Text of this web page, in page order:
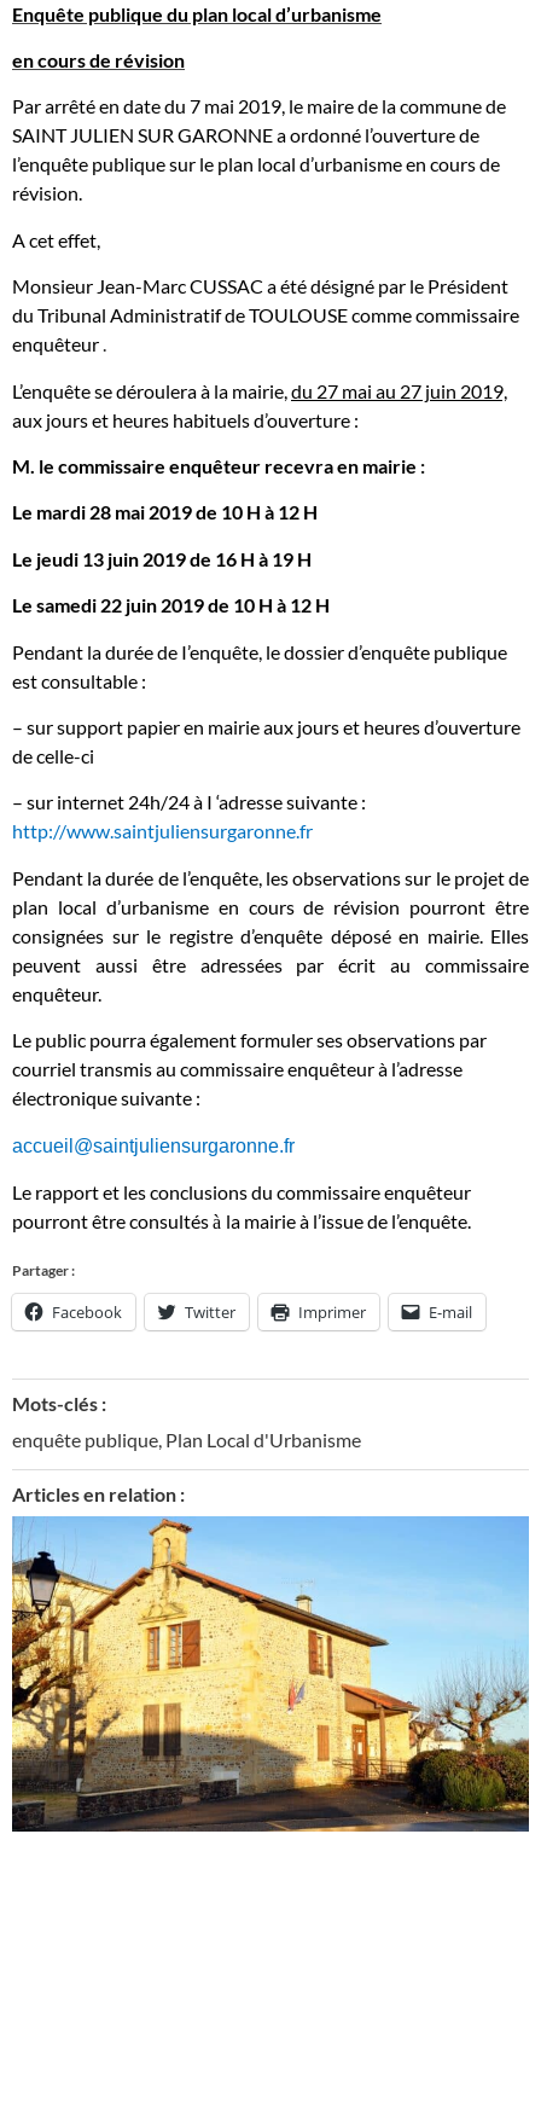
Enquête publique du plan local d’urbanisme
en cours de révision
Par arrêté en date du 7 mai 2019, le maire de la commune de
SAINT JULIEN SUR GARONNE a ordonné l’ouverture de
l’enquête publique sur le plan local d’urbanisme en cours de
révision.
A cet effet,
Monsieur Jean-Marc CUSSAC a été désigné par le Président
du Tribunal Administratif de TOULOUSE comme commissaire
enquêteur.
L’enquête se déroulera à la mairie, du 27 mai au 27 juin 2019,
aux jours et heures habituels d’ouverture :
M. le commissaire enquêteur recevra en mairie :
Le mardi 28 mai 2019 de 10 H à 12 H
Le jeudi 13 juin 2019 de 16 H à 19 H
Le samedi 22 juin 2019 de 10 H à 12 H
Pendant la durée de I’enquête, le dossier d’enquête publique
est consultable :
– sur support papier en mairie aux jours et heures d’ouverture
de celle-ci
– sur internet 24h/24 à I ‘adresse suivante :
http://www.saintjuliensurgaronne.fr
Pendant la durée de l’enquête, les observations sur le projet de
plan local d’urbanisme en cours de révision pourront être
consignées sur le registre d’enquête déposé en mairie. Elles
peuvent aussi être adressées par écrit au commissaire
enquêteur.
Le public pourra également formuler ses observations par
courriel transmis au commissaire enquêteur à l’adresse
électronique suivante :
accueil@saintjuliensurgaronne.fr
Le rapport et les conclusions du commissaire enquêteur
pourront être consultésà la mairieà l’issue de l’enquête.
Partager :
Facebook Twitter Imprimer E-mail
Mots-clés :
enquête publique, Plan Local d'Urbanisme
Articles en relation :